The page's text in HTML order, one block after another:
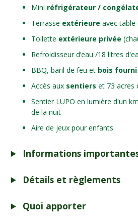
Mini réfrigérateur /
Terrasse extérieure avec table
Toilette extérieure privée
Refroidisseur d’eau /18 litres
BBQ, baril de feu et bois fourni
Accès auxsentiers et 73 acres
Sentier LUPO en lumière d'un
de la nuit
Aire de jeux pour enfants
Informations
Détails et règlements
Quoi apporter